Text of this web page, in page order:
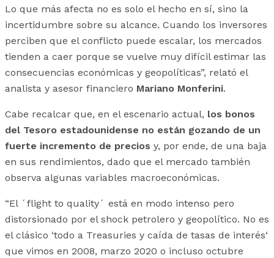
Lo que más afecta no es solo el hecho en sí, sino la
incertidumbre sobre su alcance. Cuando los inversores
perciben que el conflicto puede escalar, los mercados
tienden a caer porque se vuelve muy difícil estimar las
consecuencias económicas y geopolíticas”, relató el
analista y asesor financiero Mariano Monferini.
Cabe recalcar que, en el escenario actual, los bonos
del Tesoro estadounidense no están gozando de un
fuerte incremento de precios y, por ende, de una baja
en sus rendimientos, dado que el mercado también
observa algunas variables macroeconómicas.
“El ´flight to quality´ está en modo intenso pero
distorsionado por el shock petrolero y geopolítico. No es
el clásico ‘todo a Treasuries y caída de tasas de interés‘
que vimos en 2008, marzo 2020 o incluso octubre